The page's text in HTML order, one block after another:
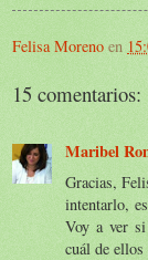
Felisa Moreno en
15 comentarios:
Maribel
Gracias,
intentarlo,
Voy a ver
cuál de